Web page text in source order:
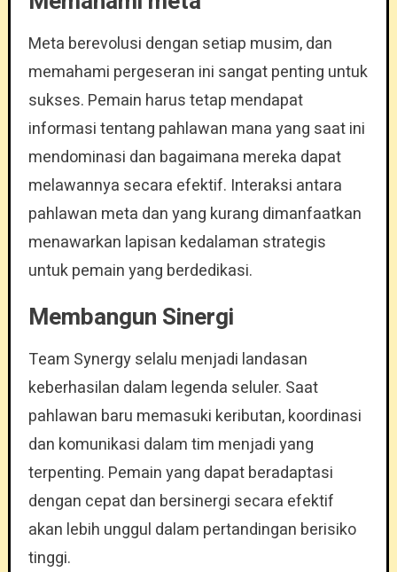
Meta berevolusi dengan setiap musim, dan
memahami pergeseran ini sangat penting untuk
sukses. Pemain harus tetap mendapat
informasi tentang pahlawan mana yang saat ini
mendominasi dan bagaimana mereka dapat
melawannya secara efektif. Interaksi antara
pahlawan meta dan yang kurang dimanfaatkan
menawarkan lapisan kedalaman strategis
untuk pemain yang berdedikasi.
Membangun Sinergi
Team Synergy selalu menjadi landasan
keberhasilan dalam legenda seluler. Saat
pahlawan baru memasuki keributan, koordinasi
dan komunikasi dalam tim menjadi yang
terpenting. Pemain yang dapat beradaptasi
dengan cepat dan bersinergi secara efektif
akan lebih unggul dalam pertandingan berisiko
tinggi.